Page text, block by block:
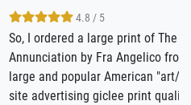
print of The
Angelico from a very
"art/poster"
print quality. The